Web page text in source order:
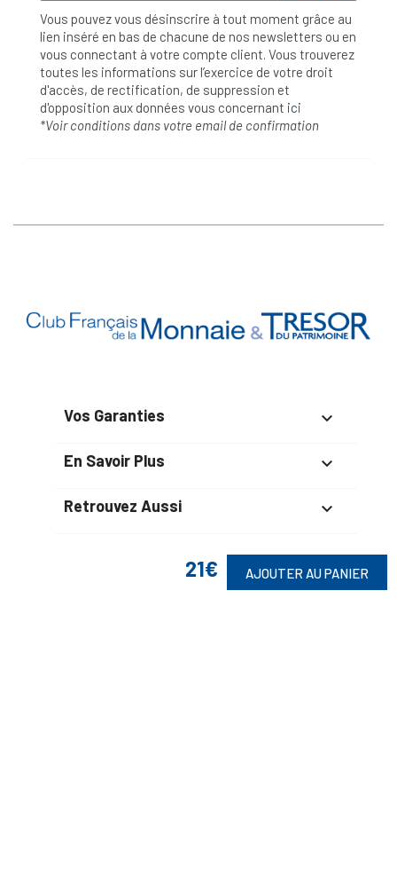
21€ AJOUTER AU PANIER
Vous pouvez vous désinscrire à tout moment grâce au
lien inséré en bas de chacune de nos newsletters ou en
vous connectant à votre compte client. Vous trouverez
toutes les informations sur l’exercice de votre droit
d'accès, de rectification, de suppression et
d'opposition aux données vous concernant ici
*Voir conditions dans votre email de confirmation
Vos Garanties 
En Savoir Plus 
Retrouvez Aussi 